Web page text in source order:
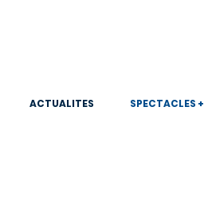
ACTUALITES SPECTACLES +